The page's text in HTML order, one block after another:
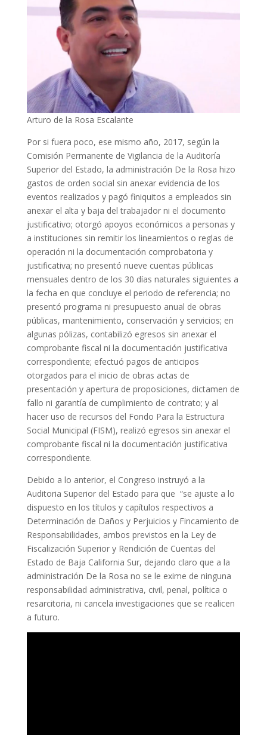
Arturo de la Rosa Escalante
Por si fuera poco, ese mismo año, 2017, según la
Comisión Permanente de Vigilancia de la Auditoría
Superior del Estado, la administración De la Rosa hizo
gastos de orden social sin anexar evidencia de los
eventos realizados y pagó finiquitos a empleados sin
anexar el alta y baja del trabajador ni el documento
justificativo; otorgó apoyos económicos a personas y
a instituciones sin remitir los lineamientos o reglas de
operación ni la documentación comprobatoria y
justificativa; no presentó nueve cuentas públicas
mensuales dentro de los 30 días naturales siguientes a
la fecha en que concluye el periodo de referencia; no
presentó programa ni presupuesto anual de obras
públicas, mantenimiento, conservación y servicios; en
algunas pólizas, contabilizó egresos sin anexar el
comprobante fiscal ni la documentación justificativa
correspondiente; efectuó pagos de anticipos
otorgados para el inicio de obras actas de
presentación y apertura de proposiciones, dictamen de
fallo ni garantía de cumplimiento de contrato; y al
hacer uso de recursos del Fondo Para la Estructura
Social Municipal (FISM), realizó egresos sin anexar el
comprobante fiscal ni la documentación justificativa
correspondiente.
Debido a lo anterior, el Congreso instruyó a la
Auditoria Superior del Estado para que “se ajuste a lo
dispuesto en los títulos y capítulos respectivos a
Determinación de Daños y Perjuicios y Fincamiento de
Responsabilidades, ambos previstos en la Ley de
Fiscalización Superior y Rendición de Cuentas del
Estado de Baja California Sur, dejando claro que a la
administración De la Rosa no se le exime de ninguna
responsabilidad administrativa, civil, penal, política o
resarcitoria, ni cancela investigaciones que se realicen
a futuro.